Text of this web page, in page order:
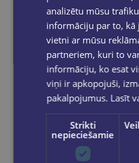
E-
analizētu mūsu
informāciju par to, kā
vietni ar mūsu
partneriem, kuri to
informāciju, ko esat
viņi ir apkopojuši,
pakalpojumus. Lasīt
Strikti
nepieciešamie